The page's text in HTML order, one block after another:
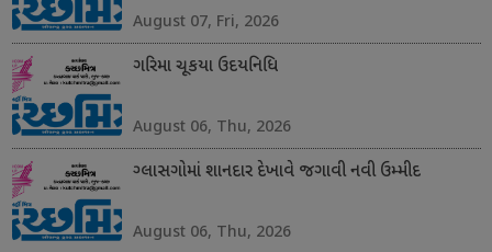
August 07, Fri, 2026
ગરિમા ચૂકયા ઉદયનિધિ
August 06, Thu, 2026
ગ્લાસગોમાં શાનદાર દેખાવે જગાવી નવી ઉમ્મીદ
August 06, Thu, 2026